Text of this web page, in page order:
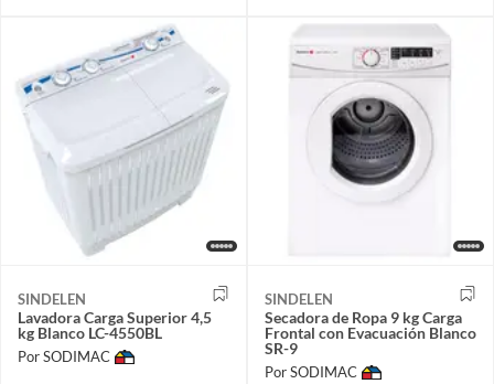
SINDELEN
Lavadora Carga Superior 4,5
kg Blanco LC-4550BL
Por SODIMAC
SINDELEN
Secadora de Ropa 9 kg Carga
Frontal con Evacuación Blanco
SR-9
Por SODIMAC